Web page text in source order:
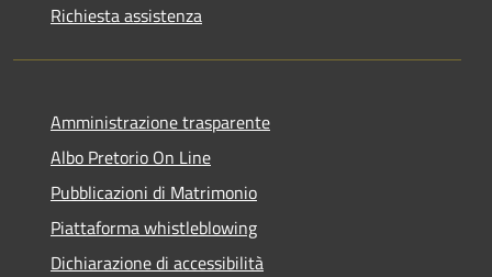
Richiesta assistenza
Amministrazione trasparente
Albo Pretorio On Line
Pubblicazioni di Matrimonio
Piattaforma whistleblowing
Dichiarazione di accessibilità